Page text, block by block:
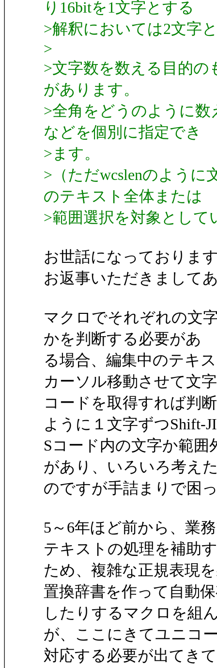
り16bitを1文字とする
>解釈においては2文字
>
>文字数を数える目的の
があります。
>全角をどうのように
などを個別に指定でき
>ます。
>（ただwcslenのように
のテキスト全体または
>範囲選択を対象として
お世話になっておりま
お返事いただきまして
マクロでそれぞれの文
かを判断する必要があ
る場合、編集中のテキ
カーソル移動させて文字
コードを取得すれば判
ように１文字ずつShift-JI
Sコード内の文字か範
があり、いろいろ考え
のですが手詰まりで困
5～6年ほど前から、業
テキストの処理を補助
ため、複雑な正規表現
置換辞書を作って自動
したりするマクロを組
が、ここにきてユニコ
対応する必要が出てき